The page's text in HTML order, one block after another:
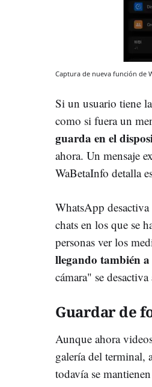
Captura de nueva función de
Si un usuario tiene
como si fuera un
guarda en el
ahora. Un mensaje
WaBetaInfo detalla
WhatsApp
chats en los que se
personas ver los
llegando también
cámara" se
Guardar de
Aunque ahora
galería del terminal,
todavía se